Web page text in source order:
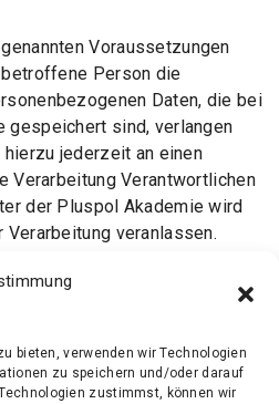
bieten, verwenden wir Technologien
zu speichern und/oder darauf
zustimmst, können wir
Voraussetzungen
Person die
Daten, die bei
gespeichert sind, verlangen
jederzeit an einen
Verarbeitung Verantwortlichen
der Pluspol Akademie wird
Verarbeitung veranlassen.
Daten betroffene
Richtlinien- und
Daten, welche
einem Verantwortlichen